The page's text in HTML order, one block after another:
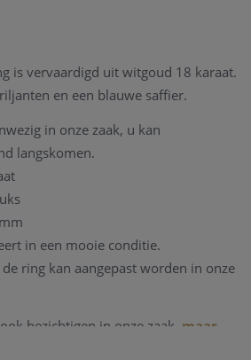
is vervaardigd uit witgoud 18 karaat.
en een blauwe saffier.
in onze zaak, u kan
langskomen.
in een mooie conditie.
ring kan aangepast worden in onze
bezichtigen in onze zaak, maar